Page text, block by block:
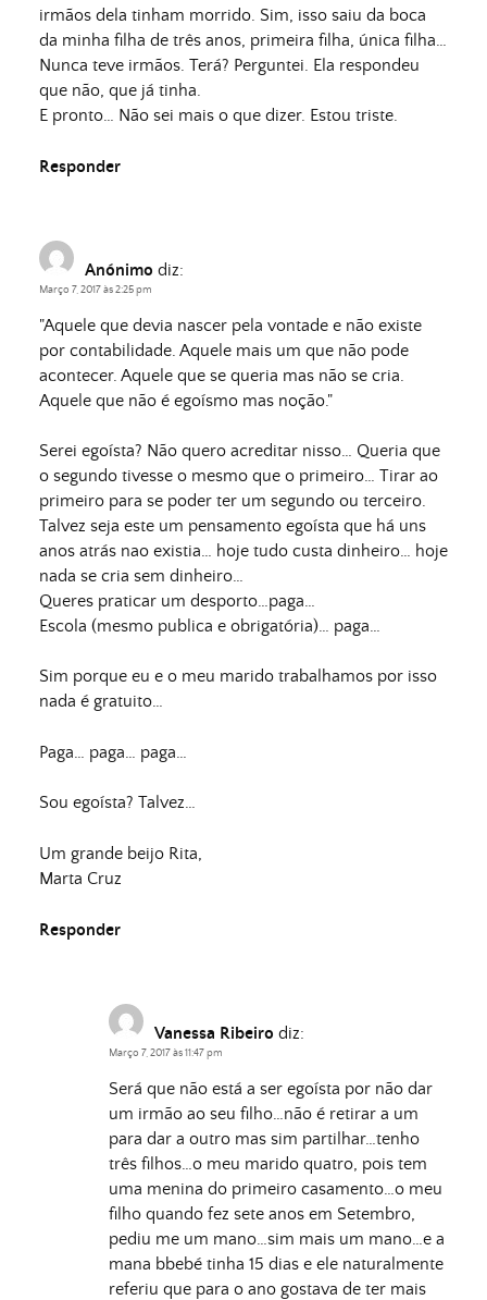
irmãos dela tinham morrido. Sim, isso saiu da boca
da minha filha de três anos, primeira filha, única filha…
Nunca teve irmãos. Terá? Perguntei. Ela respondeu
que não, que já tinha.
E pronto… Não sei mais o que dizer. Estou triste.
Responder
Anónimo diz:
Março 7, 2017 às 2:25 pm
"Aquele que devia nascer pela vontade e não existe
por contabilidade. Aquele mais um que não pode
acontecer. Aquele que se queria mas não se cria.
Aquele que não é egoísmo mas noção."
Serei egoísta? Não quero acreditar nisso… Queria que
o segundo tivesse o mesmo que o primeiro… Tirar ao
primeiro para se poder ter um segundo ou terceiro.
Talvez seja este um pensamento egoísta que há uns
anos atrás nao existia… hoje tudo custa dinheiro… hoje
nada se cria sem dinheiro…
Queres praticar um desporto…paga…
Escola (mesmo publica e obrigatória)… paga…
Sim porque eu e o meu marido trabalhamos por isso
nada é gratuito…
Paga… paga… paga…
Sou egoísta? Talvez…
Um grande beijo Rita,
Marta Cruz
Responder
Vanessa Ribeiro diz:
Março 7, 2017 às 11:47 pm
Será que não está a ser egoísta por não dar
um irmão ao seu filho…não é retirar a um
para dar a outro mas sim partilhar…tenho
três filhos…o meu marido quatro, pois tem
uma menina do primeiro casamento…o meu
filho quando fez sete anos em Setembro,
pediu me um mano…sim mais um mano…e a
mana bbebé tinha 15 dias e ele naturalmente
referiu que para o ano gostava de ter mais